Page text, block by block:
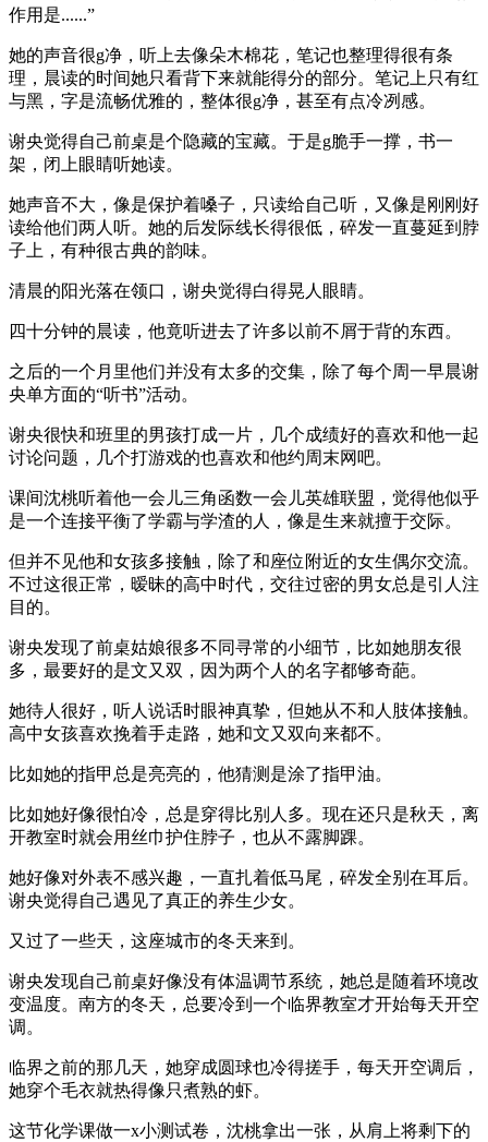
作用是......”
她的声音很g净，听上去像朵木棉花，笔记也整理得很有条
理，晨读的时间她只看背下来就能得分的部分。笔记上只有红
与黑，字是流畅优雅的，整体很g净，甚至有点冷冽感。
谢央觉得自己前桌是个隐藏的宝藏。于是g脆手一撑，书一
架，闭上眼睛听她读。
她声音不大，像是保护着嗓子，只读给自己听，又像是刚刚好
读给他们两人听。她的后发际线长得很低，碎发一直蔓延到脖
子上，有种很古典的韵味。
清晨的阳光落在领口，谢央觉得白得晃人眼睛。
四十分钟的晨读，他竟听进去了许多以前不屑于背的东西。
之后的一个月里他们并没有太多的交集，除了每个周一早晨谢
央单方面的“听书”活动。
谢央很快和班里的男孩打成一片，几个成绩好的喜欢和他一起
讨论问题，几个打游戏的也喜欢和他约周末网吧。
课间沈桃听着他一会儿三角函数一会儿英雄联盟，觉得他似乎
是一个连接平衡了学霸与学渣的人，像是生来就擅于交际。
但并不见他和女孩多接触，除了和座位附近的女生偶尔交流。
不过这很正常，暧昧的高中时代，交往过密的男女总是引人注
目的。
谢央发现了前桌姑娘很多不同寻常的小细节，比如她朋友很
多，最要好的是文又双，因为两个人的名字都够奇葩。
她待人很好，听人说话时眼神真挚，但她从不和人肢体接触。
高中女孩喜欢挽着手走路，她和文又双向来都不。
比如她的指甲总是亮亮的，他猜测是涂了指甲油。
比如她好像很怕冷，总是穿得比别人多。现在还只是秋天，离
开教室时就会用丝巾护住脖子，也从不露脚踝。
她好像对外表不感兴趣，一直扎着低马尾，碎发全别在耳后。
谢央觉得自己遇见了真正的养生少女。
又过了一些天，这座城市的冬天来到。
谢央发现自己前桌好像没有体温调节系统，她总是随着环境改
变温度。南方的冬天，总要冷到一个临界教室才开始每天开空
调。
临界之前的那几天，她穿成圆球也冷得搓手，每天开空调后，
她穿个毛衣就热得像只煮熟的虾。
这节化学课做一x小测试卷，沈桃拿出一张，从肩上将剩下的